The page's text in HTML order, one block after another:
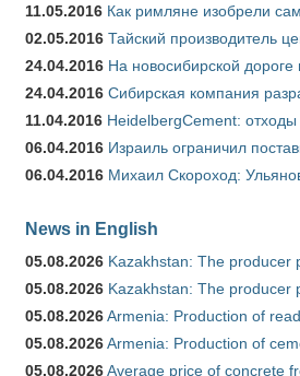
11.05.2016 Как римляне изобрели
02.05.2016 Тайский производитель
24.04.2016 На новосибирской
24.04.2016 Сибирская компания
11.04.2016 HeidelbergCement:
06.04.2016 Израиль ограничил
06.04.2016 Михаил Скороход:
News in English
05.08.2026 Kazakhstan: The producer
05.08.2026 Kazakhstan: The producer
05.08.2026Armenia: Production of
05.08.2026Armenia: Production of
05.08.2026Average price of concrete